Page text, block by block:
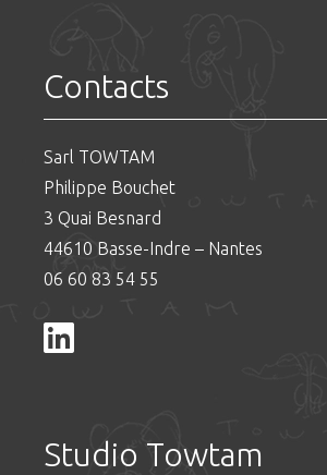
Contacts
Sarl TOWTAM
Philippe Bouchet
3 Quai Besnard
44610 Basse-Indre – Nantes
06 60 83 54 55
Studio Towtam